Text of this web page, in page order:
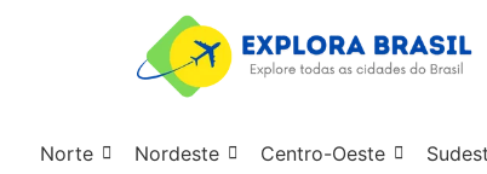
Norte Nordeste Centro-Oeste